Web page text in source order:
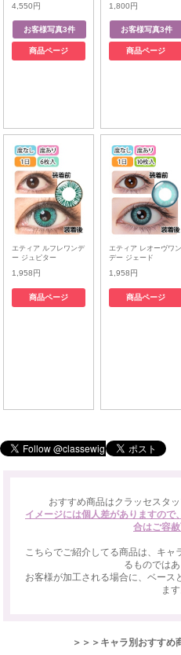
4,550円
商品ページ
1,800円
商品ページ
エティア ルフレワンデ
ー ジュピター
1,958円
商品ページ
エティア レオーヴワン
デー ジェード
1,958円
商品ページ
おすすめ商品はクラッセスタ
イメージには個人差がありますので
合はご容赦
こちらでご紹介してる商品は、キ
るものではあ
お客様が加工される場合に、ベース
ます
＞＞＞キャラ別おすすめ